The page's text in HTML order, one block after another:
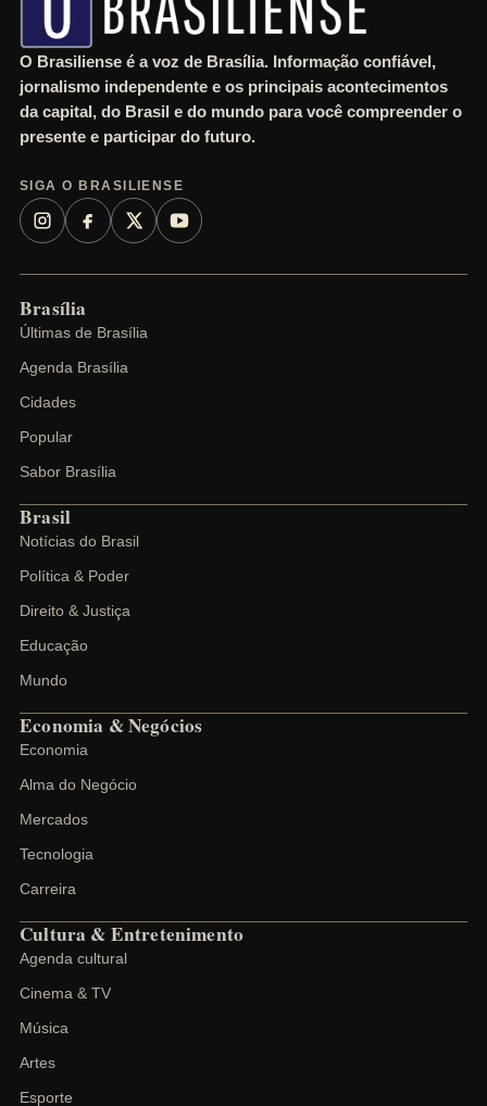
O Brasiliense é a voz de Brasília. Informação confiável,
jornalismo independente e os principais acontecimentos
da capital, do Brasil e do mundo para você compreender o
presente e participar do futuro.
SIGA O BRASILIENSE
Brasília
Últimas de Brasília
Agenda Brasília
Cidades
Popular
Sabor Brasília
Brasil
Notícias do Brasil
Política & Poder
Direito & Justiça
Educação
Mundo
Economia & Negócios
Economia
Alma do Negócio
Mercados
Tecnologia
Carreira
Cultura & Entretenimento
Agenda cultural
Cinema & TV
Música
Artes
Esporte